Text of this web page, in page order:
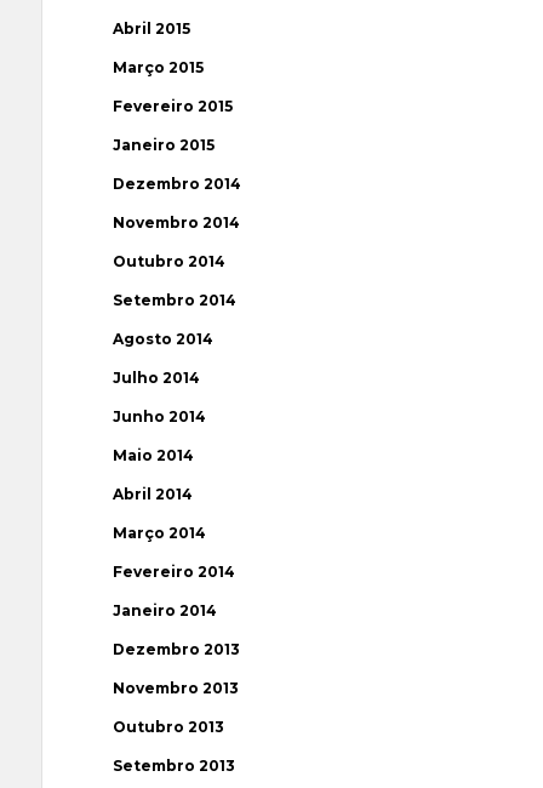
Abril 2015
Março 2015
Fevereiro 2015
Janeiro 2015
Dezembro 2014
Novembro 2014
Outubro 2014
Setembro 2014
Agosto 2014
Julho 2014
Junho 2014
Maio 2014
Abril 2014
Março 2014
Fevereiro 2014
Janeiro 2014
Dezembro 2013
Novembro 2013
Outubro 2013
Setembro 2013